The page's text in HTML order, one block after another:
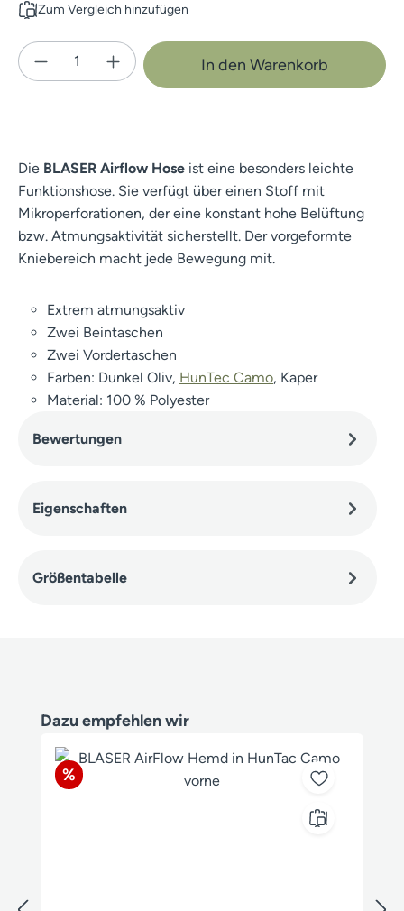
Zum Vergleich hinzufügen
Produkt Anzahl: Gib den gewünschten
In den Warenkorb
Die BLASER Airflow Hose ist eine besonders leichte
Funktionshose. Sie verfügt über einen Stoff mit
Mikroperforationen, der eine konstant hohe Belüftung
bzw. Atmungsaktivität sicherstellt. Der vorgeformte
Kniebereich macht jede Bewegung mit.
Extrem atmungsaktiv
Zwei Beintaschen
Zwei Vordertaschen
Farben: Dunkel Oliv, HunTec Camo, Kaper
Material: 100 % Polyester
Bewertungen
Eigenschaften
Größentabelle
Produktgalerie überspringen
Dazu empfehlen wir
Rabatt
%